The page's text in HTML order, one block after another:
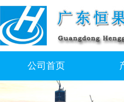
公司首页